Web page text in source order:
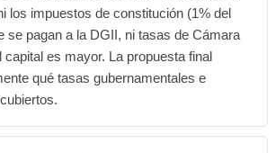
los impuestos de constitución (1% del
se pagan a la DGII, ni tasas de Cámara
es mayor. La propuesta final
qué tasas gubernamentales e